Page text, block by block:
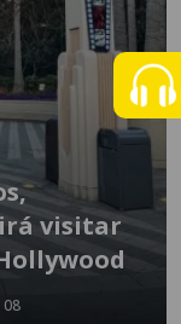
visitar